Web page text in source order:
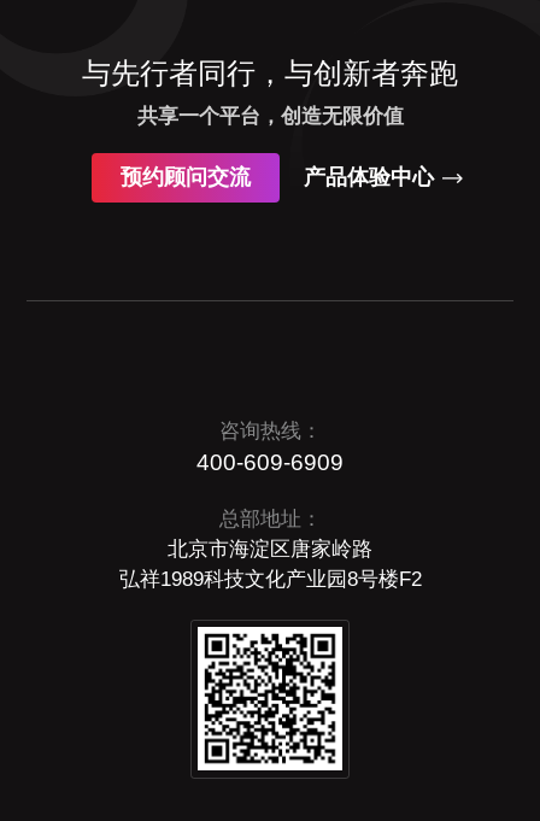
与先行者同行，与创新者奔跑
共享一个平台，创造无限价值
预约顾问交流 产品体验中心
咨询热线：
400-609-6909
总部地址：
北京市海淀区唐家岭路
弘祥1989科技文化产业园8号楼F2